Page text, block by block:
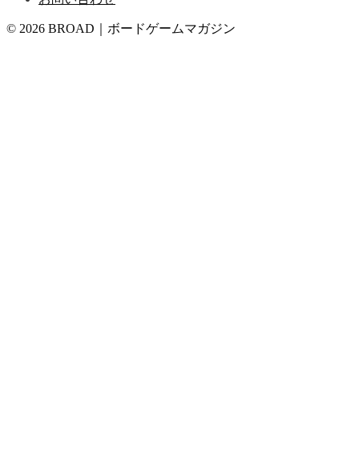
© 2026 BROAD｜ボードゲームマガジン